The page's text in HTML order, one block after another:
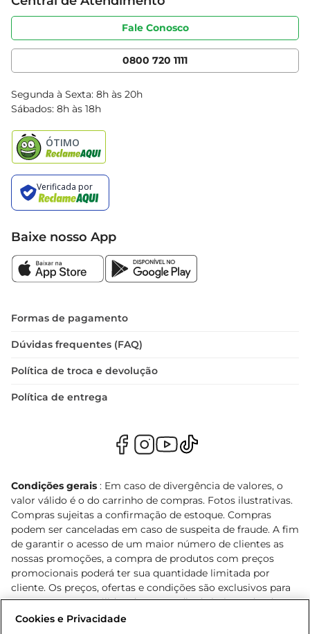
Sobre privacidade
Portal do fornecedor
Cencosud Media
Produtos Bretas
Código de ética
Serviços
Clube Bretas
Blog Bretas
Black Friday
Fale Conosco
0800 720 1111
Segunda à Sexta: 8h às 20h
Sábados: 8h às 18h
Baixe nosso App
Formas de pagamento
Dúvidas frequentes (FAQ)
Política de troca e devolução
Política de entrega
Condições gerais : Em caso de divergência de valores, o
valor válido é o do carrinho de compras. Fotos ilustrativas.
Compras sujeitas a confirmação de estoque. Compras
podem ser canceladas em caso de suspeita de fraude. A fim
de garantir o acesso de um maior número de clientes as
nossas promoções, a compra de produtos com preços
promocionais poderá ter sua quantidade limitada por
cliente. Os preços, ofertas e condições são exclusivos para
o e-commerce e válidos durante o dia de hoje, podendo
sofrer alterações sem prévia notificação. Proibida a venda
Cookies e Privacidade